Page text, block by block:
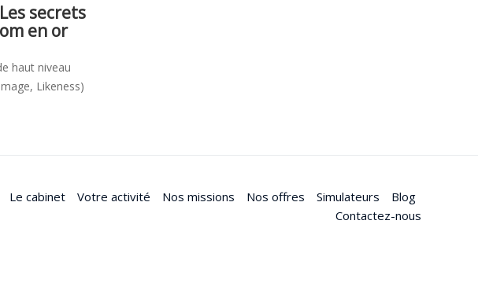
secrets
en or
haut niveau
Likeness)
Le cabinet Votre activité Nos missions Nos offres Simulateurs
Blog
Contactez-nous